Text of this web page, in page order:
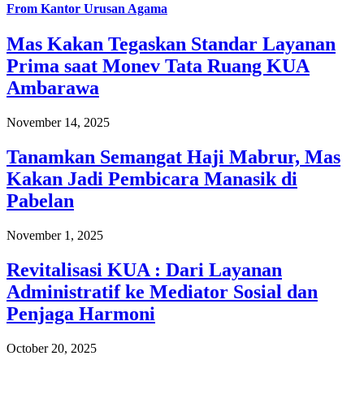
From Kantor Urusan Agama
Mas Kakan Tegaskan Standar Layanan
Prima saat Monev Tata Ruang KUA
Ambarawa
November 14, 2025
Tanamkan Semangat Haji Mabrur, Mas
Kakan Jadi Pembicara Manasik di
Pabelan
November 1, 2025
Revitalisasi KUA : Dari Layanan
Administratif ke Mediator Sosial dan
Penjaga Harmoni
October 20, 2025